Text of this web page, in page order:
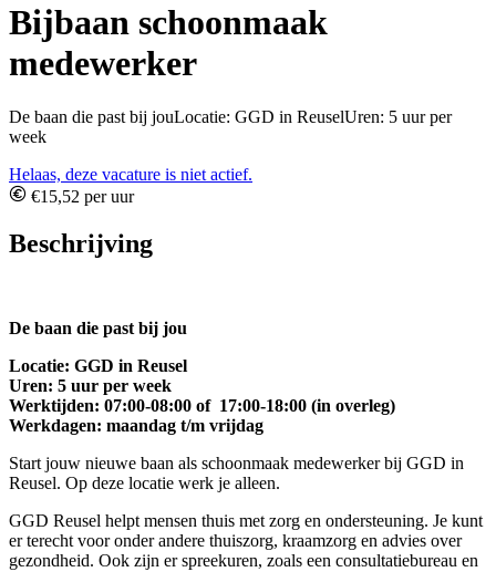
Bijbaan schoonmaak
medewerker
De baan die past bij jouLocatie: GGD in ReuselUren: 5 uur per
week
Helaas, deze vacature is niet actief.
€15,52 per uur
Beschrijving
De baan die past bij jou
Locatie: GGD in Reusel
Uren: 5 uur per week
Werktijden: 07:00-08:00 of 17:00-18:00 (in overleg)
Werkdagen: maandag t/m vrijdag
Start jouw nieuwe baan als schoonmaak medewerker bij GGD in
Reusel. Op deze locatie werk je alleen.
GGD Reusel helpt mensen thuis met zorg en ondersteuning. Je kunt
er terecht voor onder andere thuiszorg, kraamzorg en advies over
gezondheid. Ook zijn er spreekuren, zoals een consultatiebureau en